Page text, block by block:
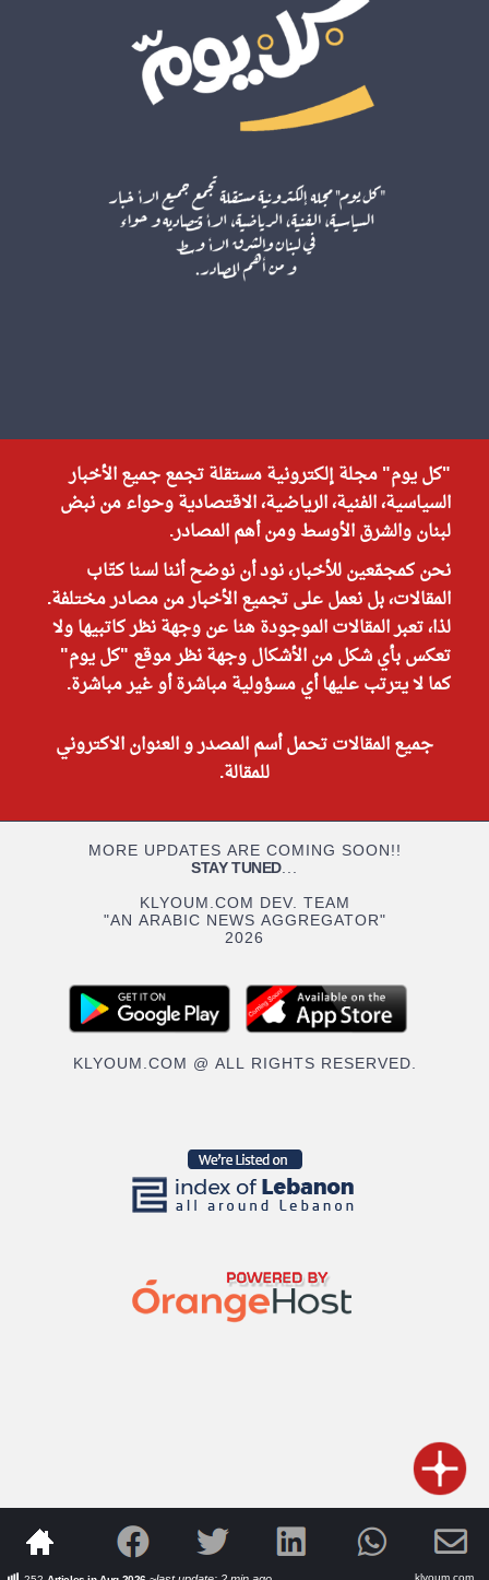
"كل يوم" مجلة إلكترونية مستقلة تجمع جميع الأخبار
السياسية، الفنية، الرياضية، الاقتصادية وحواء من نبض
لبنان والشرق الأوسط ومن أهم المصادر.
نحن كمجمّعين للأخبار، نود أن نوضح أننا لسنا كتّاب
المقالات، بل نعمل على تجميع الأخبار من مصادر مختلفة.
لذا، تعبر المقالات الموجودة هنا عن وجهة نظر كاتبيها ولا
تعكس بأي شكل من الأشكال وجهة نظر موقع "كل يوم"
كما لا يترتب عليها أي مسؤولية مباشرة أو غير مباشرة.
جميع المقالات تحمل أسم المصدر و العنوان الاكتروني
للمقالة.
MORE UPDATES ARE COMING SOON!!
STAY TUNED...
KLYOUM.COM DEV. TEAM
"AN ARABIC NEWS AGGREGATOR"
2026
KLYOUM.COM @ ALL RIGHTS RESERVED.